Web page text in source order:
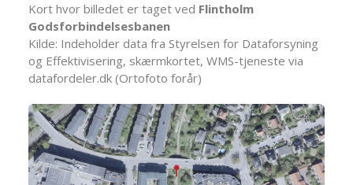
Kort hvor billedet er taget ved Flintholm
Godsforbindelsesbanen
Kilde: Indeholder data fra Styrelsen for Dataforsyning
og Effektivisering, skærmkortet, WMS-tjeneste via
datafordeler.dk (Ortofoto forår)